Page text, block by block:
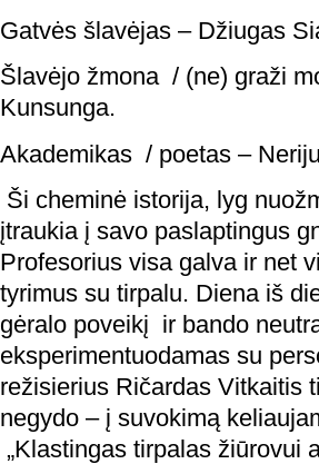
Gatvės šlavėjas – Džiugas
Šlavėjo žmona / (ne) graži
Kunsunga.
Akademikas / poetas –
Ši cheminė istorija, lyg
įtraukia į savo paslaptingus
Profesorius visa galva ir net
tyrimus su tirpalu. Diena iš
gėralo poveikį ir bando
eksperimentuodamas su
režisierius Ričardas Vitkaitis
negydo – į suvokimą
„Klastingas tirpalas žiūrovui